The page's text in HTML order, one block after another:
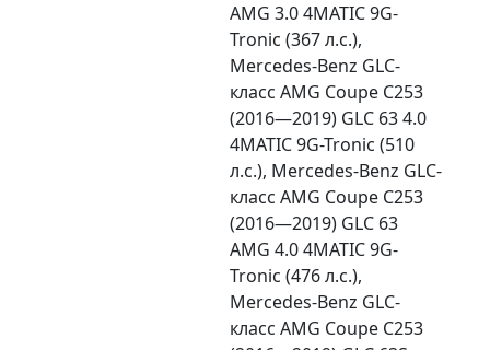
AMG 3.0 4MATIC 9G-
Tronic (367 л.с.),
Mercedes-Benz GLC-
класс AMG Coupe C253
(2016—2019) GLC 63 4.0
4MATIC 9G-Tronic (510
л.с.), Mercedes-Benz GLC-
класс AMG Coupe C253
(2016—2019) GLC 63
AMG 4.0 4MATIC 9G-
Tronic (476 л.с.),
Mercedes-Benz GLC-
класс AMG Coupe C253